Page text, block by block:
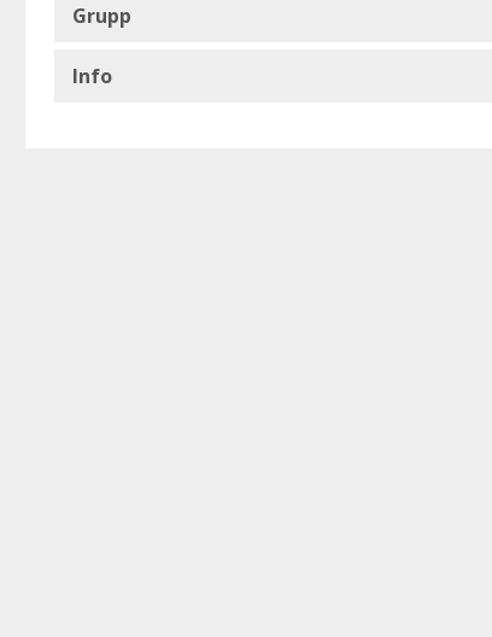
Grupp
Info